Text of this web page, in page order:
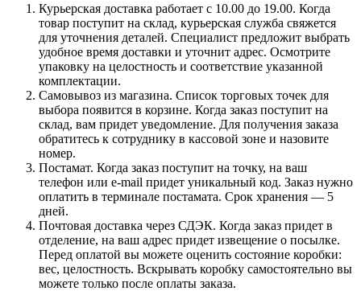
Курьерская доставка работает с 10.00 до 19.00. Когда
товар поступит на склад, курьерская служба свяжется
для уточнения деталей. Специалист предложит выбрать
удобное время доставки и уточнит адрес. Осмотрите
упаковку на целостность и соответствие указанной
комплектации.
Самовывоз из магазина. Список торговых точек для
выбора появится в корзине. Когда заказ поступит на
склад, вам придет уведомление. Для получения заказа
обратитесь к сотруднику в кассовой зоне и назовите
номер.
Постамат. Когда заказ поступит на точку, на ваш
телефон или e-mail придет уникальный код. Заказ нужно
оплатить в терминале постамата. Срок хранения — 5
дней.
Почтовая доставка через СДЭК. Когда заказ придет в
отделение, на ваш адрес придет извещение о посылке.
Перед оплатой вы можете оценить состояние коробки:
вес, целостность. Вскрывать коробку самостоятельно вы
можете только после оплаты заказа.